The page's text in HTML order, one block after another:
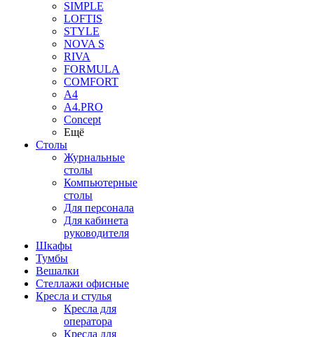
SIMPLE
LOFTIS
STYLE
NOVA S
RIVA
FORMULA
COMFORT
A4
A4.PRO
Concept
Ещё
Столы
Журнальные
столы
Компьютерные
столы
Для персонала
Для кабинета
руководителя
Шкафы
Тумбы
Вешалки
Стеллажи офисные
Кресла и стулья
Кресла для
оператора
Кресла для